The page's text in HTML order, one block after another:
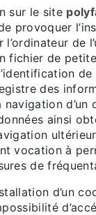
sur le site
provoquer
de
fichier de
de
des
navigation d’un
ainsi
vocation à
de
d’un